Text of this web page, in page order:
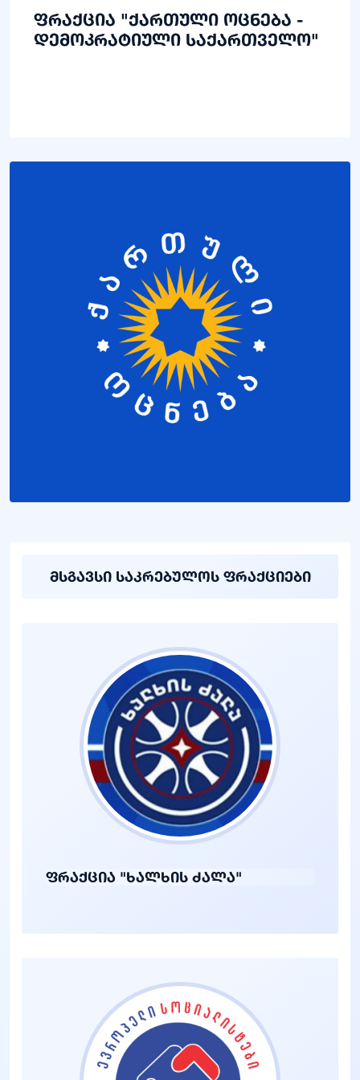
ფრაქცია "ქართული ოცნება -
დემოკრატიული საქართველო"
მსგავსი საკრებულოს ფრაქციები
ფრაქცია "ხალხის ძალა"